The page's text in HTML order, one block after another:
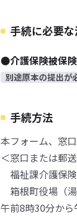
手続に必要
●介護保険被保
別途原本の提出が
手続方法
本フォーム、窓
＜窓口または郵
福祉課介護保
箱根町役場（湯
午前8時30分か